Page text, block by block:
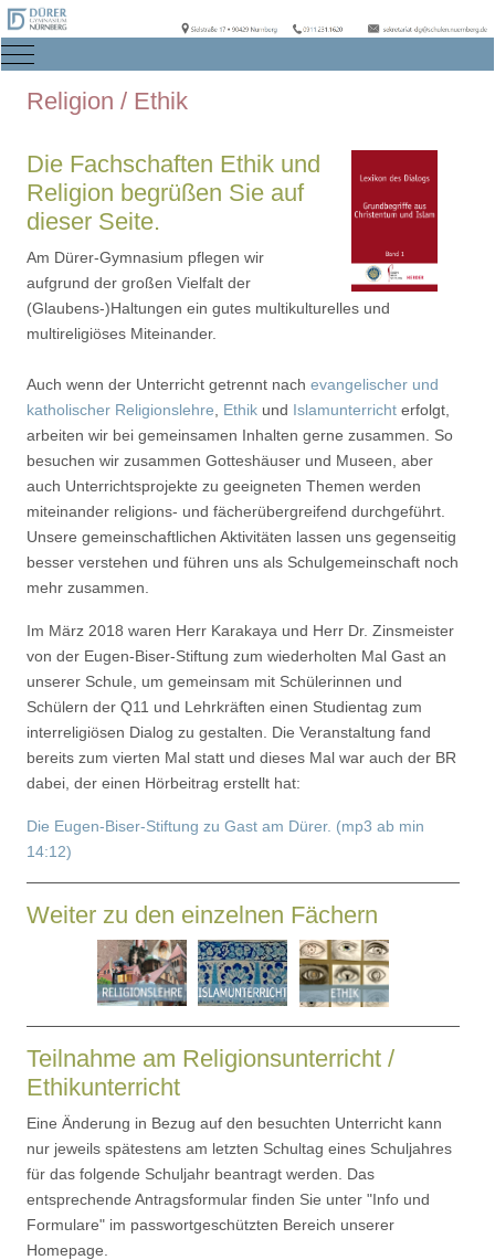
Mobile Menu Toggle
Religion / Ethik
Die Fachschaften Ethik und
Religion begrüßen Sie auf
dieser Seite.
Am Dürer-Gymnasium pflegen wir
aufgrund der großen Vielfalt der
(Glaubens-)Haltungen ein gutes multikulturelles und
multireligiöses Miteinander.
Auch wenn der Unterricht getrennt nach evangelischer und
katholischer Religionslehre
Ethik und Islamunterricht erfolgt,
arbeiten wir bei gemeinsamen Inhalten gerne zusammen. So
besuchen wir zusammen Gotteshäuser und Museen, aber
auch Unterrichtsprojekte zu geeigneten Themen werden
miteinander religions- und fächerübergreifend durchgeführt.
Unsere gemeinschaftlichen Aktivitäten lassen uns gegenseitig
besser verstehen und führen uns als Schulgemeinschaft noch
mehr zusammen.
Im März 2018 waren Herr Karakaya und Herr Dr. Zinsmeister
von der Eugen-Biser-Stiftung zum wiederholten Mal Gast an
unserer Schule, um gemeinsam mit Schülerinnen und
Schülern der Q11 und Lehrkräften einen Studientag zum
interreligiösen Dialog zu gestalten. Die Veranstaltung fand
bereits zum vierten Mal statt und dieses Mal war auch der BR
dabei, der einen Hörbeitrag erstellt hat:
Die Eugen-Biser-Stiftung zu Gast am Dürer. (mp3 ab min
14:12)
Weiter zu den einzelnen Fächern
Teilnahme am Religionsunterricht /
Ethikunterricht
Eine Änderung in Bezug auf den besuchten Unterricht kann
nur jeweils spätestens am letzten Schultag eines Schuljahres
für das folgende Schuljahr beantragt werden. Das
entsprechende Antragsformular finden Sie unter "Info und
Formulare" im passwortgeschützten Bereich unserer
Homepage.